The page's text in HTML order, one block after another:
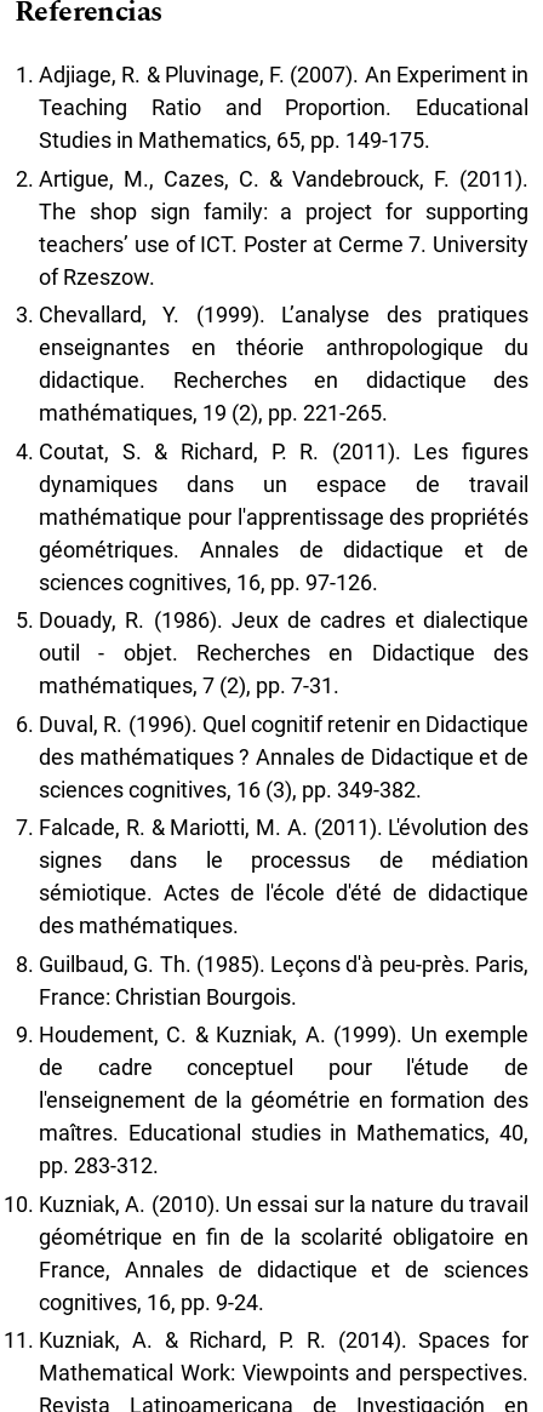
Referencias
Adjiage, R. & Pluvinage, F. (2007). An Experiment in
Teaching Ratio and Proportion. Educational
Studies in Mathematics, 65, pp. 149-175.
Artigue, M., Cazes, C. & Vandebrouck, F. (2011).
The shop sign family: a project for supporting
teachers’ use of ICT. Poster at Cerme 7. University
of Rzeszow.
Chevallard, Y. (1999). L’analyse des pratiques
enseignantes en théorie anthropologique du
didactique. Recherches en didactique des
mathématiques, 19 (2), pp. 221-265.
Coutat, S. & Richard, P. R. (2011). Les figures
dynamiques dans un espace de travail
mathématique pour l'apprentissage des propriétés
géométriques. Annales de didactique et de
sciences cognitives, 16, pp. 97-126.
Douady, R. (1986). Jeux de cadres et dialectique
outil - objet. Recherches en Didactique des
mathématiques, 7 (2), pp. 7-31.
Duval, R. (1996). Quel cognitif retenir en Didactique
des mathématiques ? Annales de Didactique et de
sciences cognitives, 16 (3), pp. 349-382.
Falcade, R. & Mariotti, M. A. (2011). L'évolution des
signes dans le processus de médiation
sémiotique. Actes de l'école d'été de didactique
des mathématiques.
Guilbaud, G. Th. (1985). Leçons d'à peu-près. Paris,
France: Christian Bourgois.
Houdement, C. & Kuzniak, A. (1999). Un exemple
de cadre conceptuel pour l'étude de
l'enseignement de la géométrie en formation des
maîtres. Educational studies in Mathematics, 40,
pp. 283-312.
Kuzniak, A. (2010). Un essai sur la nature du travail
géométrique en fin de la scolarité obligatoire en
France, Annales de didactique et de sciences
cognitives, 16, pp. 9-24.
Kuzniak, A. & Richard, P. R. (2014). Spaces for
Mathematical Work: Viewpoints and perspectives.
Revista Latinoamericana de Investigación en